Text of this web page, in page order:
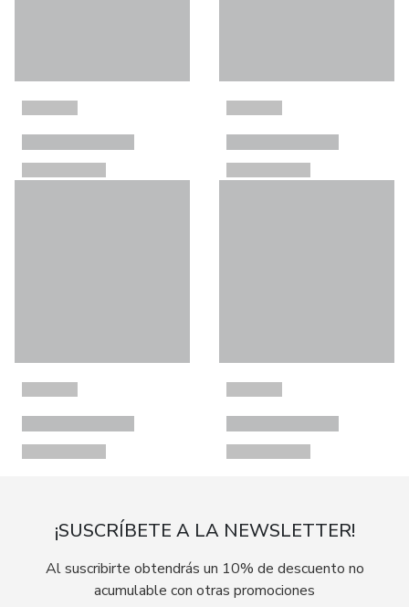
¡SUSCRÍBETE A LA NEWSLETTER!
Al suscribirte obtendrás un 10% de descuento no
acumulable con otras promociones